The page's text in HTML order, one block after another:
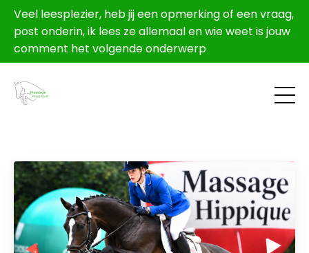
Veel leesplezier, heb jij een opmerking of een vraag,
post onderin, ik lees ze allemaal en wie weet is jouw
comment het volgende onderwerp